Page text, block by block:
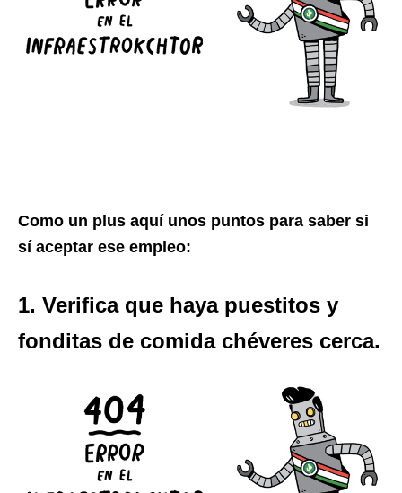
Como un plus aquí unos puntos para saber si
sí aceptar ese empleo:
1. Verifica que haya puestitos y
fonditas de comida chéveres cerca.